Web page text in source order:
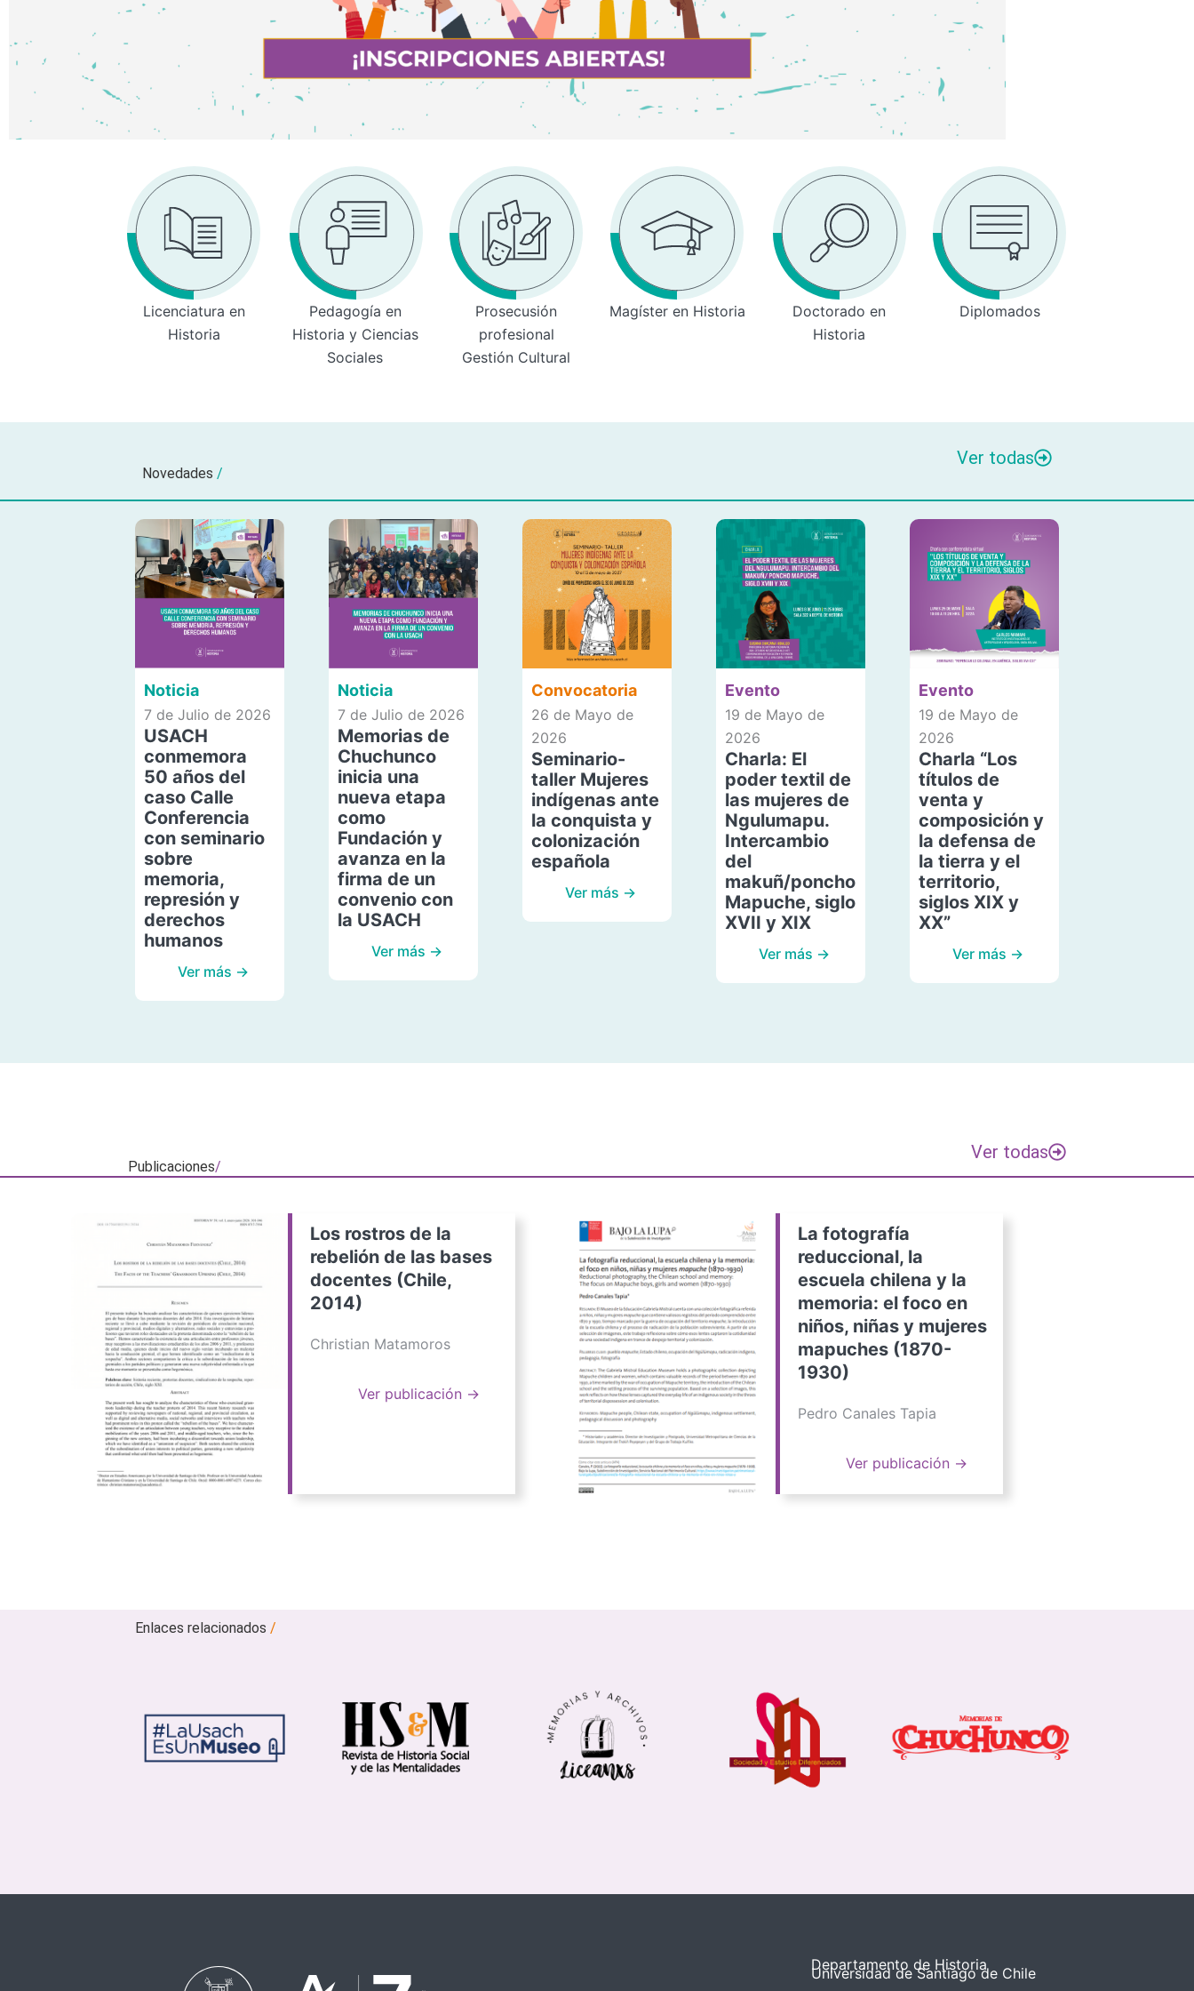
Licenciatura en
Historia
Pedagogía en
Historia y Ciencias
Sociales
Prosecusión
profesional
Gestión Cultural
Magíster en Historia
Doctorado en
Historia
Diplomados
Novedades /
Ver todas
Noticia
7 de Julio de 2026
USACH
conmemora
50 años del
caso Calle
Conferencia
con seminario
sobre
memoria,
represión y
derechos
humanos
Ver más →
Noticia
7 de Julio de 2026
Memorias de
Chuchunco
inicia una
nueva etapa
como
Fundación y
avanza en la
firma de un
convenio con
la USACH
Ver más →
Convocatoria
26 de Mayo de
2026
Seminario-
taller Mujeres
indígenas ante
la conquista y
colonización
española
Ver más →
Evento
19 de Mayo de
2026
Charla: El
poder textil de
las mujeres de
Ngulumapu.
Intercambio
del
makuñ/poncho
Mapuche, siglo
XVII y XIX
Ver más →
Evento
19 de Mayo de
2026
Charla “Los
títulos de
venta y
composición y
la defensa de
la tierra y el
territorio,
siglos XIX y
XX”
Ver más →
Publicaciones/
Ver todas
Los rostros de la
rebelión de las bases
docentes (Chile,
2014)
Christian Matamoros
Ver publicación →
La fotografía
reduccional, la
escuela chilena y la
memoria: el foco en
niños, niñas y mujeres
mapuches (1870-
1930)
Pedro Canales Tapia
Ver publicación →
Enlaces relacionados/
Departamento de Historia
Universidad de Santiago de Chile